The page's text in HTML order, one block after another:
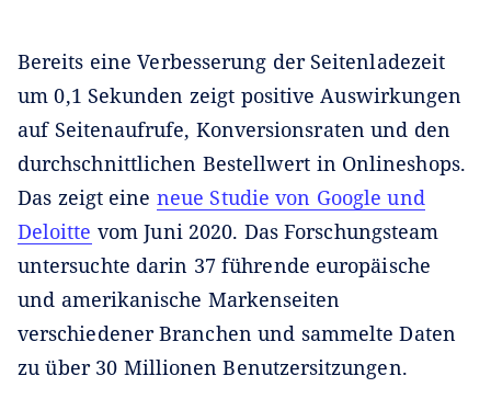
Bereits eine Verbesserung der Seitenladezeit
um 0,1 Sekunden zeigt positive Auswirkungen
auf Seitenaufrufe, Konversionsraten und den
durchschnittlichen Bestellwert in Onlineshops.
Das zeigt eine neue Studie von Google und
Deloitte vom Juni 2020. Das Forschungsteam
untersuchte darin 37 führende europäische
und amerikanische Markenseiten
verschiedener Branchen und sammelte Daten
zu über 30 Millionen Benutzersitzungen.